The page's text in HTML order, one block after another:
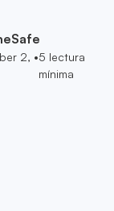
2, •5 lectura
mínima